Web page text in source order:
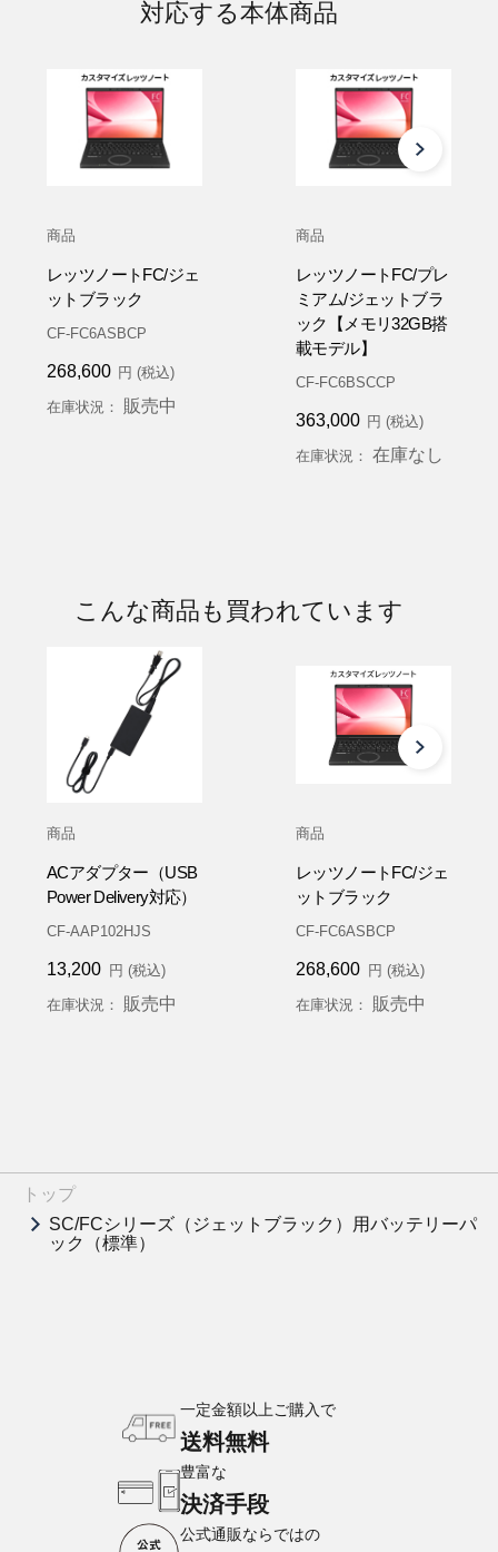
対応する本体商品
商品
レッツノートFC/ジェ
ットブラック
CF-FC6ASBCP
268,600 円 (税込)
在庫状況： 販売中
商品
レッツノートFC/プレ
ミアム/ジェットブラ
ック【メモリ32GB搭
載モデル】
CF-FC6BSCCP
363,000 円 (税込)
在庫状況： 在庫なし
こんな商品も買われています
商品
ACアダプター（USB
Power Delivery対応）
CF-AAP102HJS
13,200 円 (税込)
在庫状況： 販売中
商品
レッツノートFC/ジェ
ットブラック
CF-FC6ASBCP
268,600 円 (税込)
在庫状況： 販売中
トップ
SC/FCシリーズ（ジェットブラック）用バッテリーパ
ック（標準）
一定金額以上ご購入で
送料無料
豊富な
決済手段
公式通販ならではの